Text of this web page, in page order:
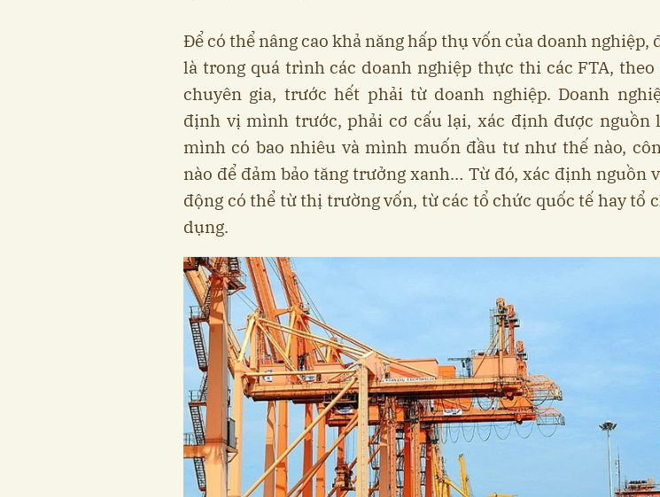
Để có thể nâng cao khả năng hấp thụ vốn của doanh nghiệp,
là trong quá trình các doanh nghiệp thực thi các FTA, theo
chuyên gia, trước hết phải từ doanh nghiệp. Doanh
định vị mình trước, phải cơ cấu lại, xác định được nguồn
mình có bao nhiêu và mình muốn đầu tư như thế nào,
nào để đảm bảo tăng trưởng xanh… Từ đó, xác định nguồn
động có thể từ thị trường vốn, từ các tổ chức quốc tế hay tổ
dụng.